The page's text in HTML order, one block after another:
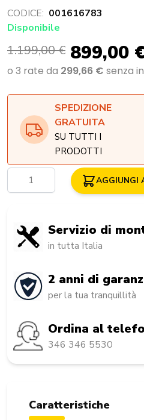
CODICE: 001616783
Disponibile
1.199,00 € 899,00
SPEDIZIONE
GRATUITA
SU TUTTI I
PRODOTTI
Quantità AGGIUNGI
Servizio di
in tutta Italia
2 anni di
per la tua tranquillità
Ordina al
346 346 5530
Caratteristiche